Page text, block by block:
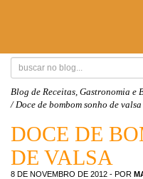
Blog de Receitas, Gastronomia e
/Doce de bombom sonho de valsa
DOCE DE
DE VALSA
8 DE NOVEMBRO DE 2012 - POR